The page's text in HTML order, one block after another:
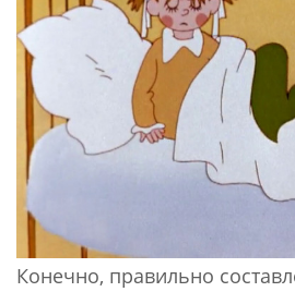
Конечно, правильно